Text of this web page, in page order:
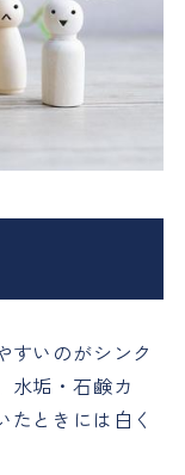
すいのがシンク
水垢・石鹸カ
たときには白く